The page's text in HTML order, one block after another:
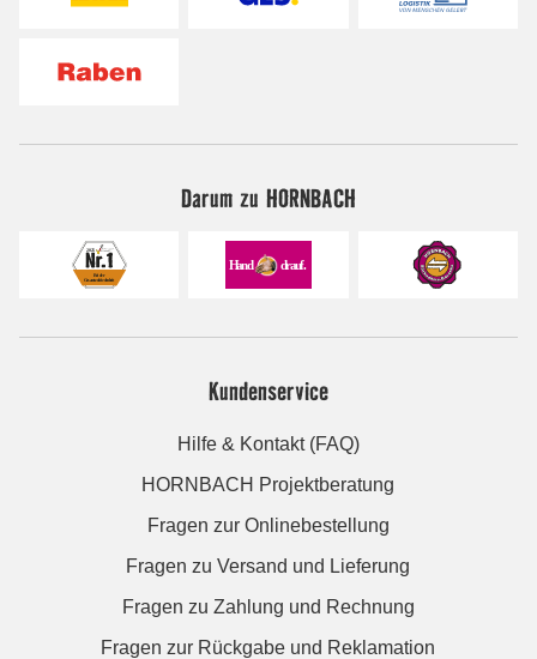
Darum zu HORNBACH
Kundenservice
Hilfe & Kontakt (FAQ)
HORNBACH Projektberatung
Fragen zur Onlinebestellung
Fragen zu Versand und Lieferung
Fragen zu Zahlung und Rechnung
Fragen zur Rückgabe und Reklamation